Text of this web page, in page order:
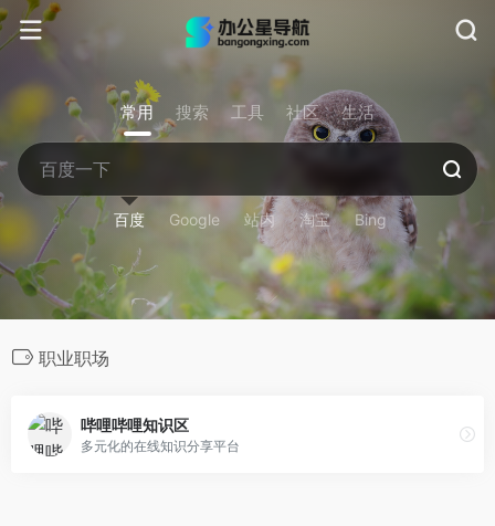
常用 搜索 工具 社区 生活
百度 Google 站内 淘宝 Bing
职业职场
哔哩哔哩知识区
多元化的在线知识分享平台